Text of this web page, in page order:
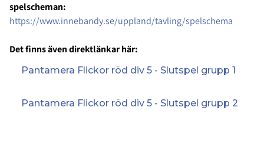
spelscheman:
https://www.innebandy.se/uppland/tavling/spelschema
Det finns även direktlänkar här:
Pantamera Flickor röd div 5 - Slutspel grupp 1
Pantamera Flickor röd div 5 - Slutspel grupp 2